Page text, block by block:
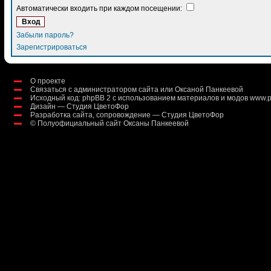
Автоматически входить при каждом посещении:
Забыли пароль?
Зарегистрироваться
О проекте
Связаться с администратором сайта или Оксаной Панкеевой
Исходный код: phpBB 2 с использованием материалов и модов
Дизайн — Студия ЦветоФор
Разработка сайта, сопровождение — Студия ЦветоФор
© Полуофициальный сайт Оксаны Панкеевой